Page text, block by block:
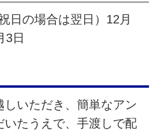
日の場合は翌日）12月
3日
しいただき、簡単なアン
いたうえで、手渡しで配